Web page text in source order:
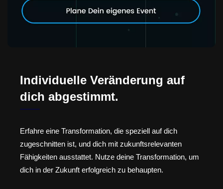
Individuelle Veränderung auf
dich abgestimmt.
Erfahre eine Transformation, die speziell auf dich
zugeschnitten ist, und dich mit zukunftsrelevanten
Fähigkeiten ausstattet. Nutze deine Transformation, um
dich in der Zukunft erfolgreich zu behaupten.